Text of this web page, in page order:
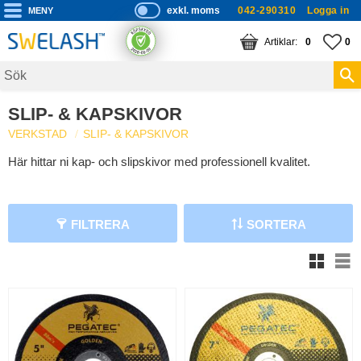
Meny
P
ri
s
s
a
exkl. moms 042-290310 Logga in
0
KUNDVAGN
ANTAL 0
SLIP- & KAPSKIVOR
VERKSTAD SLIP- & KAPSKIVOR
Här hittar ni kap- och slipskivor med professionell kvalitet.
FILTRERA SORTERA